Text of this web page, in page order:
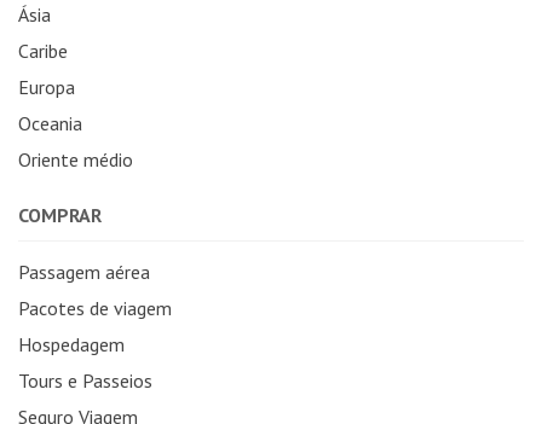
Ásia
Caribe
Europa
Oceania
Oriente médio
COMPRAR
Passagem aérea
Pacotes de viagem
Hospedagem
Tours e Passeios
Seguro Viagem